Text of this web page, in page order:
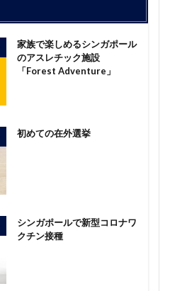
家族で楽しめるシンガポール
のアスレチック施設
「Forest Adventure」
初めての在外選挙
シンガポールで新型コロナワ
クチン接種